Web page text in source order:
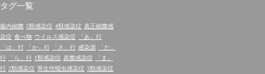
タグ一覧
腸内細菌 5類感染症 4類感染症 真正細菌感
染症 食べ物 ウイルス感染症
「あ」行
「は」行
「か」行 「さ」行 感染源
「た」
行
「ら」行 1類感染症 真菌感染症
「ま」
行 2類感染症 寄生性蠕虫感染症 3類感染症